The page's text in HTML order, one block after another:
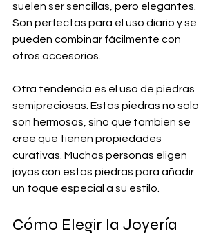
suelen ser sencillas, pero elegantes.
Son perfectas para el uso diario y se
pueden combinar fácilmente con
otros accesorios.
Otra tendencia es el uso de piedras
semipreciosas. Estas piedras no solo
son hermosas, sino que también se
cree que tienen propiedades
curativas. Muchas personas eligen
joyas con estas piedras para añadir
un toque especial a su estilo.
Cómo Elegir la Joyería